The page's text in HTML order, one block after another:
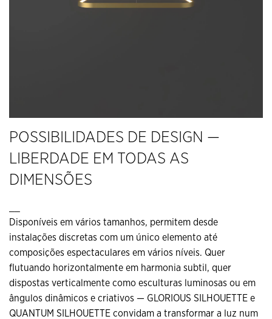
POSSIBILIDADES DE DESIGN —
LIBERDADE EM TODAS AS
DIMENSÕES
Disponíveis em vários tamanhos, permitem desde
instalações discretas com um único elemento até
composições espectaculares em vários níveis. Quer
flutuando horizontalmente em harmonia subtil, quer
dispostas verticalmente como esculturas luminosas ou em
ângulos dinâmicos e criativos — GLORIOUS SILHOUETTE e
QUANTUM SILHOUETTE convidam a transformar a luz num